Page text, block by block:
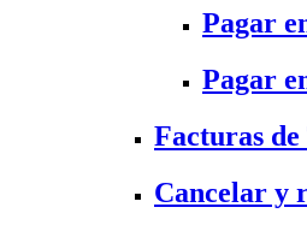
Pagar
Pagar
Facturas
Cancelar y